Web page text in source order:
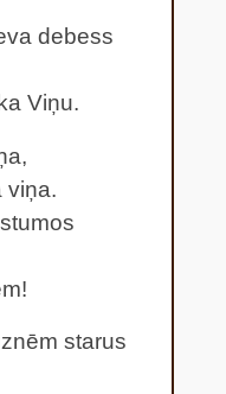
debess
Viņu.
viņa.
starus